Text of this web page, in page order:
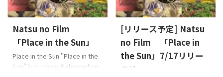
Natsu no Film
「Place in the Sun」
Place in the Sun "Place in the
Sun" is out now. Released on:
[リリース予定] Natsu
no Film 「Place in
the Sun」7/17リリー
ス!!